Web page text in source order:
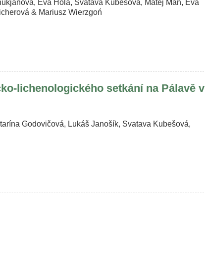
Eva Holá, Svatava Kubešová, Matěj Man, Eva
& Mariusz Wierzgoń
lichenologického setkání na Pálavě v
Godovičová, Lukáš Janošík, Svatava Kubešová,